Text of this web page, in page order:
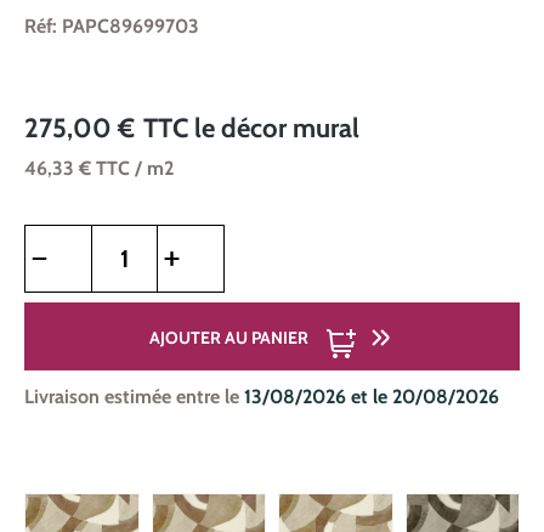
Réf: PAPC89699703
275,00 € TTC le décor mural
46,33 € TTC / m2
AJOUTER AU PANIER
Livraison estimée entre le 13/08/2026 et le 20/08/2026